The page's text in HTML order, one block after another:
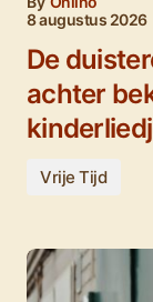
8 augustus 2026
De
achter
Vrije Tijd